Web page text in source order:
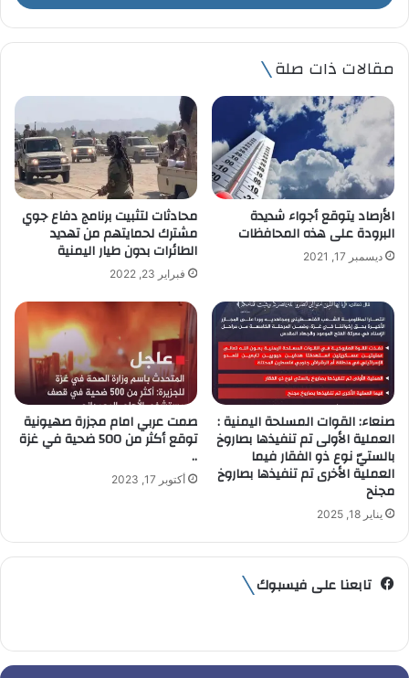
ر
د
ا
ل
ل
ك
ر
و
ن
مقالات ذات صلة
الأرصاد يتوقع أجواء شديدة
البرودة على هذه المحافظات
ديسمبر 17, 2021
محادثات لتثبيت برنامج دفاع جوي
مشترك لحمايتهم من تهديد
الطائرات بدون طيار اليمنية
فبراير 23, 2022
صنعاء: القوات المسلحة اليمنية :
العملية الأولى تم تنفيذها بصاروخ
بالستيّ نوع ذو الفقار فيما
العملية الأخرى تم تنفيذها بصاروخ
مجنح
يناير 18, 2025
صمت عربي امام مجزرة صهيونية
توقع أكثر من 500 ضحية في غزة
..
أكتوبر 17, 2023
تابعنا على فيسبوك